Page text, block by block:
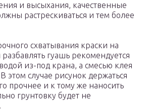
и высыхания, качественные
растрескиваться и тем более
схватывания краски на
гуашь рекомендуется
из-под крана, а смесью клея
этом случае рисунок держаться
прочнее и к тому же наносить
грунтовку будет не